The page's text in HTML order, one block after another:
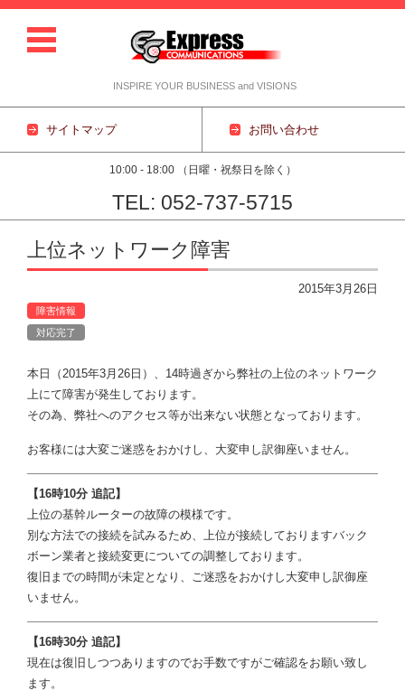
INSPIRE YOUR BUSINESS and VISIONS
サイトマップ お問い合わせ
10:00 - 18:00 （日曜・祝祭日を除く）
TEL: 052-737-5715
コンテンツに移動
上位ネットワーク障害
2015年3月26日
障害情報
対応完了
本日（2015年3月26日）、14時過ぎから弊社の上位のネットワーク
上にて障害が発生しております。
その為、弊社へのアクセス等が出来ない状態となっております。
お客様には大変ご迷惑をおかけし、大変申し訳御座いません。
【16時10分 追記】
上位の基幹ルーターの故障の模様です。
別な方法での接続を試みるため、上位が接続しておりますバック
ボーン業者と接続変更についての調整しております。
復旧までの時間が未定となり、ご迷惑をおかけし大変申し訳御座
いません。
【16時30分 追記】
現在は復旧しつつありますのでお手数ですがご確認をお願い致し
ます。